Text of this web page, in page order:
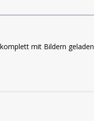
mit Bildern